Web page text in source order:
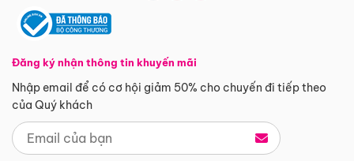
Đăng ký nhận thông tin khuyến mãi
Nhập email để có cơ hội giảm 50% cho chuyến đi tiếp theo
của Quý khách